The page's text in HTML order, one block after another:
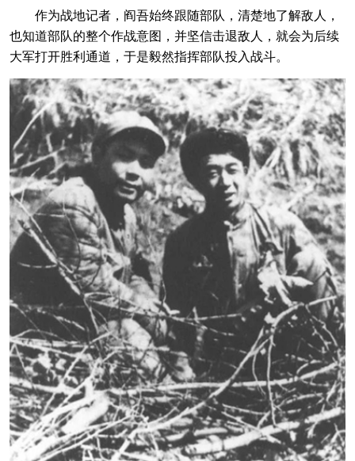
作为战地记者，阎吾始终跟随部队，清楚地了解敌人，
也知道部队的整个作战意图，并坚信击退敌人，就会为后续
大军打开胜利通道，于是毅然指挥部队投入战斗。